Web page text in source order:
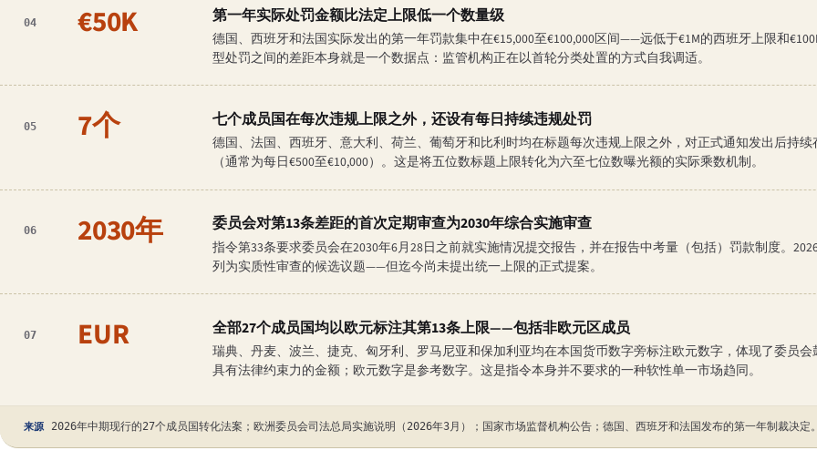
04 €50K 第一年实际处罚金额比法定上限低一个数量级
德国、西班牙和法国实际发出的第一年罚款集中在€15,000至€100,000区间——远低于€1M的西班牙上限和
型处罚之间的差距本身就是一个数据点：监管机构正在以首轮分类处置的方式自我调适。
05 7个 七个成员国在每次违规上限之外，还设有每日持续违规处罚
德国、法国、西班牙、意大利、荷兰、葡萄牙和比利时均在标题每次违规上限之外，对正式通知发出后持
（通常为每日€500至€10,000）。这是将五位数标题上限转化为六至七位数曝光额的实际乘数机制。
06 2030年 委员会对第13条差距的首次定期审查为2030年综合实施审查
指令第33条要求委员会在2030年6月28日之前就实施情况提交报告，并在报告中考量（包括）罚款制度。
列为实质性审查的候选议题——但迄今尚未提出统一上限的正式提案。
07 EUR 全部27个成员国均以欧元标注其第13条上限——包括非欧元区成员
瑞典、丹麦、波兰、捷克、匈牙利、罗马尼亚和保加利亚均在本国货币数字旁标注欧元数字，体现了委员
具有法律约束力的金额；欧元数字是参考数字。这是指令本身并不要求的一种软性单一市场趋同。
来源 2026年中期现行的27个成员国转化法案；欧洲委员会司法总局实施说明（2026年3月）；国家市场监督机构公告；德国、西班牙和法国发布的第一年制裁决定